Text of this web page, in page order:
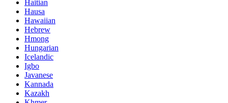
Haitian
Hausa
Hawaiian
Hebrew
Hmong
Hungarian
Icelandic
Igbo
Javanese
Kannada
Kazakh